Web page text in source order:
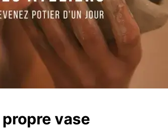
du
produit
vase